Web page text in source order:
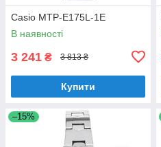
Casio MTP-E175L-1E
В наявності
3 241 ₴ 3 813 ₴
Купити
–15%